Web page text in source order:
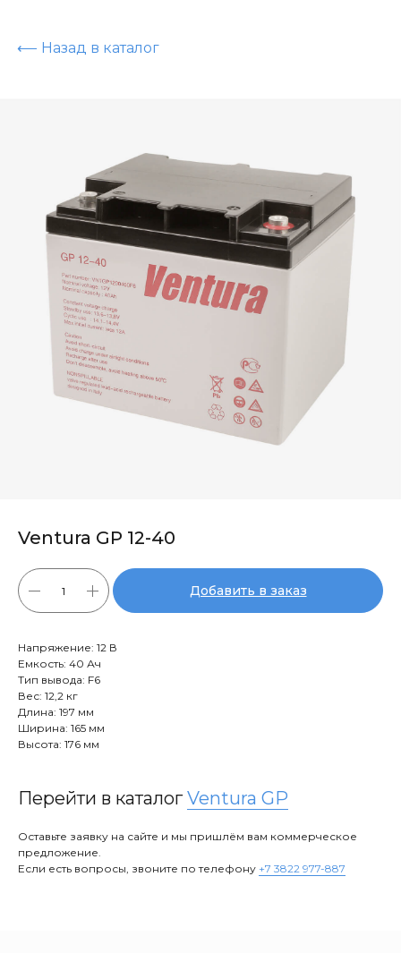
⟵ Назад в каталог
Ventura GP 12-40
Добавить в заказ
Напряжение: 12 В
Емкость: 40 Ач
Тип вывода: F6
Вес: 12,2 кг
Длина: 197 мм
Ширина: 165 мм
Высота: 176 мм
Перейти в каталогVentura GP
Оставьте заявку на сайте и мы пришлём вам коммерческое
предложение.
Если есть вопросы, звоните по телефону +7 3822 977-887